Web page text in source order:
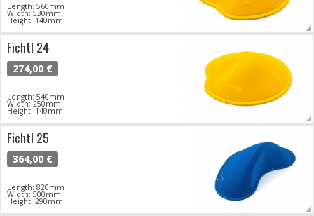
Length: 560mm
Width: 530mm
Height: 140mm
Fichtl 24
274,00 €
Length: 540mm
Width: 250mm
Height: 140mm
Fichtl 25
364,00 €
Length: 820mm
Width: 500mm
Height: 290mm